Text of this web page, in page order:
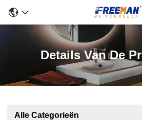
Details Van De
Alle Categorieën